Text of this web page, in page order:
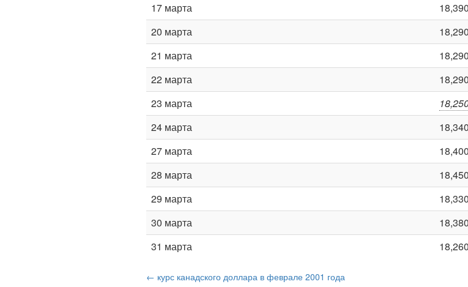
17 марта
20 марта
21 марта
22 марта
23 марта
24 марта
27 марта
28 марта
29 марта
30 марта
31 марта
← курс канадского доллара в феврале 2001 года